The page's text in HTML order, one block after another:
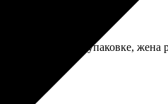
в хорошей упаковке, жена